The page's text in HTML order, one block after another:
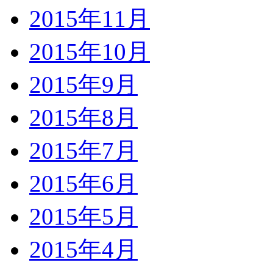
2015年11月
2015年10月
2015年9月
2015年8月
2015年7月
2015年6月
2015年5月
2015年4月